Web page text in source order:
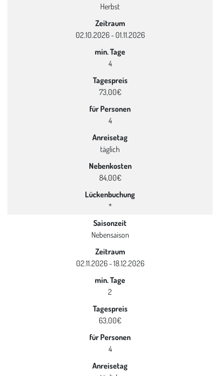
Herbst
Zeitraum
02.10.2026 - 01.11.2026
min. Tage
4
Tagespreis
73,00€
für Personen
4
Anreisetag
täglich
Nebenkosten
84,00€
Lückenbuchung
*
Saisonzeit
Nebensaison
Zeitraum
02.11.2026 - 18.12.2026
min. Tage
2
Tagespreis
63,00€
für Personen
4
Anreisetag